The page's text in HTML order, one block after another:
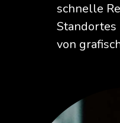
schnelle
von